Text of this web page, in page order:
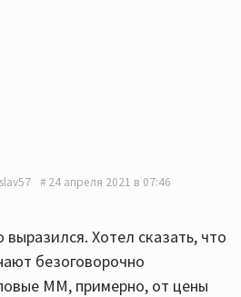
24 апреля 2021 в 07:46
выразился. Хотел сказать, что
безоговорочно
ММ, примерно, от цены